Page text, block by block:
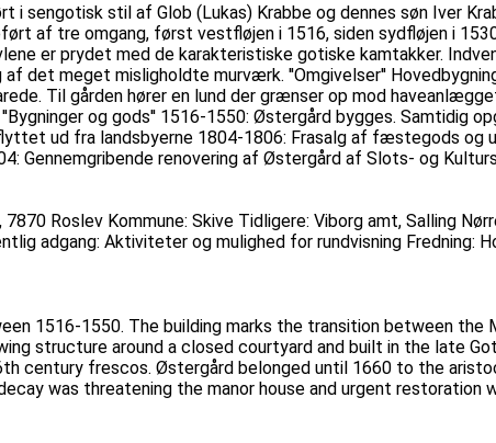
i sengotisk stil af Glob (Lukas) Krabbe og dennes søn Iver
af tre omgang, først vestfløjen i 1516, siden sydfløjen i
er prydet med de karakteristiske gotiske kamtakker.
det meget misligholdte murværk. ''Omgivelser''
Til gården hører en lund der grænser op mod
og gods'' 1516-1550: Østergård bygges. Samtidig
ud fra landsbyerne 1804-1806: Frasalg af fæstegods
Gennemgribende renovering af Østergård af Slots- og
Roslev Kommune: Skive Tidligere: Viborg amt, Salling
adgang: Aktiviteter og mulighed for rundvisning
1516-1550. The building marks the transition between
structure around a closed courtyard and built in the late
century frescos. Østergård belonged until 1660 to the
was threatening the manor house and urgent restoration